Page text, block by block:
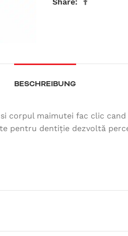
BESCHREIBUNG
corpul maimutei fac clic
pentru dentiție dezvoltă